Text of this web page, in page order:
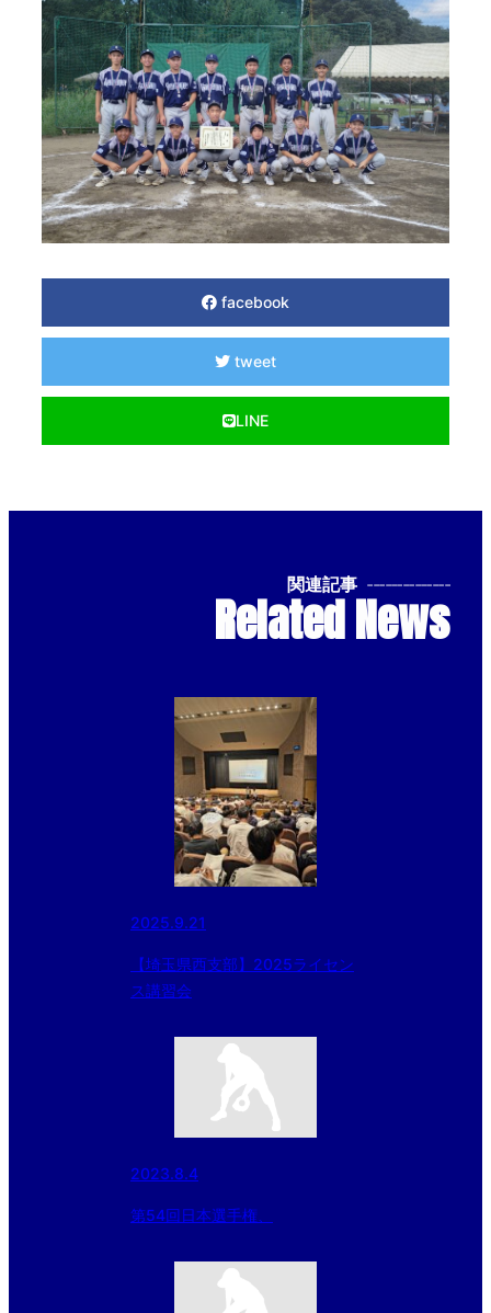
facebook
tweet
LINE
関連記事 --------------
Related News
2025.9.21
【埼玉県西支部】2025ライセン
ス講習会
2023.8.4
第54回日本選手権、